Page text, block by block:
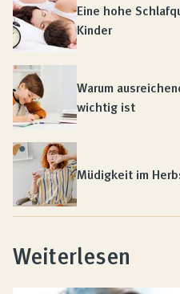
Eine hohe
Kinder
Warum
wichtig ist
Müdigkeit im
Weiterlesen